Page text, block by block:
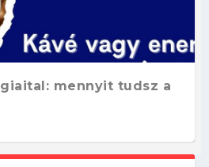
mennyit tudsz a